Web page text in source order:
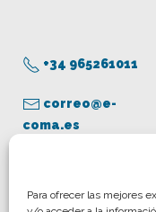
Para ofrecer las mejores
+34 965261011
correo@e-
coma.es
Aviso legal